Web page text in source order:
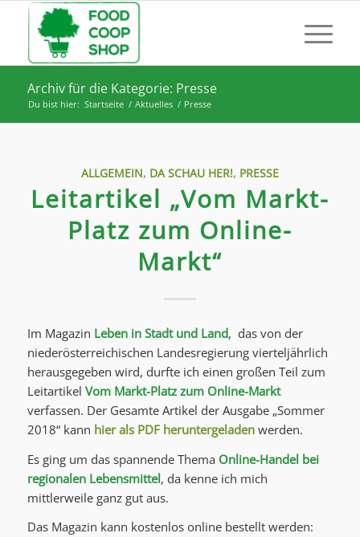
Archiv für die Kategorie: Presse
Du bist hier: Startseite / Aktuelles / Presse
ALLGEMEIN, DA SCHAU HER!, PRESSE
Leitartikel „Vom Markt-
Platz zum Online-
Markt“
Im Magazin Leben in Stadt und Land, das von der
niederösterreichischen Landesregierung vierteljährlich
herausgegeben wird, durfte ich einen großen Teil zum
Leitartikel Vom Markt-Platz zum Online-Markt
verfassen. Der Gesamte Artikel der Ausgabe „Sommer
2018“ kann hier als PDF heruntergeladenwerden.
Es ging um das spannende Thema Online-Handel bei
regionalen Lebensmittel, da kenne ich mich
mittlerweile ganz gut aus.
Das Magazin kann kostenlos online bestellt werden: